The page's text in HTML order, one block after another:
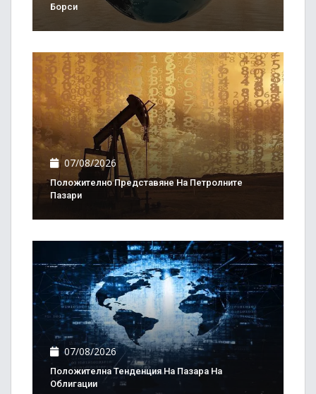
Борси
07/08/2026
Положително Представяне На Петролните
Пазари
07/08/2026
Положителна Тенденция На Пазара На
Облигации